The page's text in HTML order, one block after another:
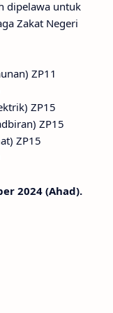
dipelawa untuk
Zakat Negeri
ZP11
ZP15
ZP15
ZP15
2024 (Ahad).